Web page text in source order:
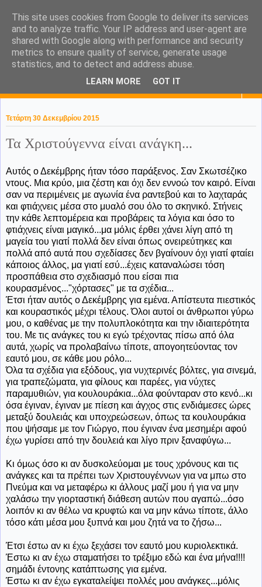
KaPa. Me without you...tea
without a biscuit!
Τετάρτη 30 Δεκεμβρίου 2015
Τα Χριστούγεννα είναι ανάγκη...
Αυτός ο Δεκέμβρης ήταν τόσο παράξενος. Σαν Σκωτσέζικο
ντους. Μια κρύο, μια ζέστη και όχι δεν εννοώ τον καιρό. Είναι
σαν να περιμένεις με αγωνία ένα ραντεβού και το λαχταράς
και φτιάχνεις μέσα στο μυαλό σου όλο το σκηνικό. Στήνεις
την κάθε λεπτομέρεια και προβάρεις τα λόγια και όσο το
φτιάχνεις είναι μαγικό...μα μόλις έρθει χάνει λίγη από τη
μαγεία του γιατί πολλά δεν είναι όπως ονειρεύτηκες και
πολλά από αυτά που σχεδίασες δεν βγαίνουν όχι γιατί φταίει
κάποιος άλλος, μα γιατί εσύ...έχεις καταναλώσει τόση
προσπάθεια στο σχεδιασμό που είσαι πια
κουρασμένος..."χόρτασες" με τα σχέδια...
Έτσι ήταν αυτός ο Δεκέμβρης για εμένα. Απίστευτα πιεστικός
και κουραστικός μέχρι τέλους. Όλοι αυτοί οι άνθρωποι γύρω
μου, ο καθένας με την πολυπλοκότητα και την ιδιαιτερότητα
του. Με τις ανάγκες του κι εγώ τρέχοντας πίσω από όλα
αυτά, χωρίς να προλαβαίνω τίποτε, απογοητεύοντας τον
εαυτό μου, σε κάθε μου ρόλο...
Όλα τα σχέδια για εξόδους, για νυχτερινές βόλτες, για σινεμά,
για τραπεζώματα, για φίλους και παρέες, για νύχτες
παραμυθιών, για κουλουράκια...όλα φούνταραν στο κενό...κι
όσα έγιναν, έγιναν με πίεση και άγχος στις ενδιάμεσες ώρες
μεταξύ δουλειάς και υποχρεώσεων, όπως τα κουλουράκια
που ψήσαμε με τον Γιώργο, που έγιναν ένα μεσημέρι αφού
έχω γυρίσει από την δουλειά και λίγο πριν ξαναφύγω...
Κι όμως όσο κι αν δυσκολεύομαι με τους χρόνους και τις
ανάγκες και τα πρέπει των Χριστουγέννων για να μπω στο
Πνεύμα και να μεταφέρω κι άλλους μαζί μου ή για να μην
χαλάσω την γιορταστική διάθεση αυτών που αγαπώ...όσο
λοιπόν κι αν θέλω να κρυφτώ και να μην κάνω τίποτε, άλλο
τόσο κάτι μέσα μου ξυπνά και μου ζητά να το ζήσω...
Έτσι έστω αν κι έχω ξεχάσει τον εαυτό μου κυριολεκτικά.
Έστω κι αν έχω σταματήσει το τρέξιμο εδώ και ένα μήνα!!!!
σημάδι έντονης κατάπτωσης για εμένα.
Έστω κι αν έχω εγκαταλείψει πολλές μου ανάγκες...μόλις
This site uses cookies from Google to deliver its services
and to analyze traffic. Your IP address and user-agent are
shared with Google along with performance and security
metrics to ensure quality of service, generate usage
statistics, and to detect and address abuse.
LEARN MORE GOT IT